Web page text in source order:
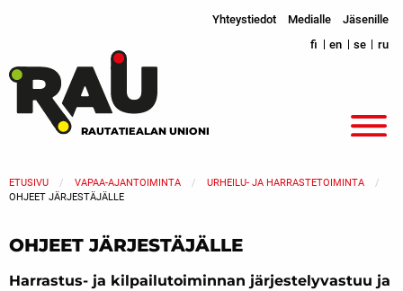
Yhteystiedot Medialle
Jäsenille
fi
en se ru
RAUTATIEALAN UNIONI
ETUSIVU VAPAA-AJANTOIMINTA
URHEILU- JA HARRASTETOIMINTA
OHJEET JÄRJESTÄJÄLLE
OHJEET JÄRJESTÄJÄLLE
Harrastus- ja kilpailutoiminnan järjestelyvastuu ja